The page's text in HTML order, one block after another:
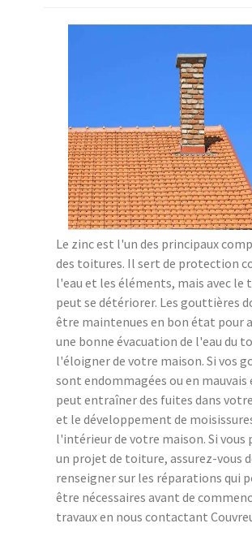
Le zinc est l'un des principaux
des toitures. Il sert de protection
l'eau et les éléments, mais avec le
peut se détériorer. Les gouttières
être maintenues en bon état pour
une bonne évacuation de l'eau du
l'éloigner de votre maison. Si vos
sont endommagées ou en mauvais
peut entraîner des fuites dans
et le développement de
l'intérieur de votre maison. Si vous
un projet de toiture, assurez-vous
renseigner sur les réparations qui
être nécessaires avant de
travaux en nous contactant